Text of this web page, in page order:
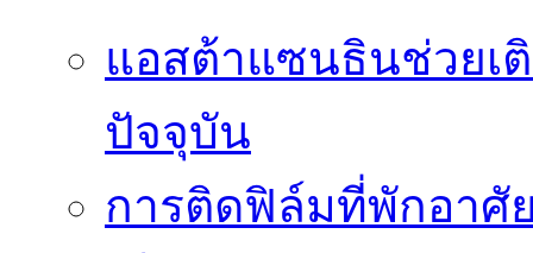
แอสต้าแซนธินช่วยเ
ปัจจุบัน
การติดฟิล์มที่พักอาศั